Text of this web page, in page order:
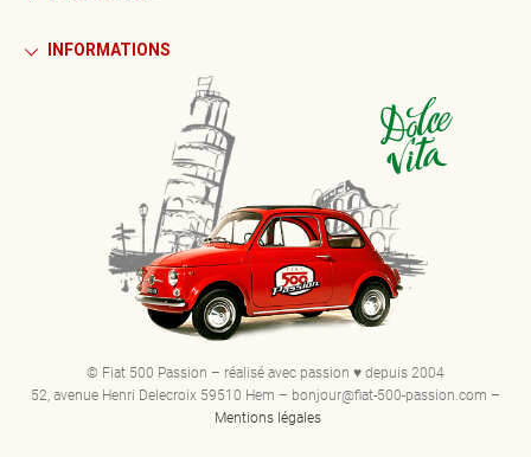
INFORMATIONS
© Fiat 500 Passion – réalisé avec passion ♥ depuis 2004
52, avenue Henri Delecroix 59510 Hem – bonjour@fiat-500-passion.com –
Mentions légales